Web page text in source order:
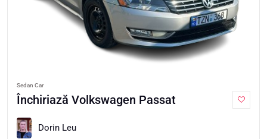
Sedan Car
Închiriază Volkswagen Passat
Dorin Leu